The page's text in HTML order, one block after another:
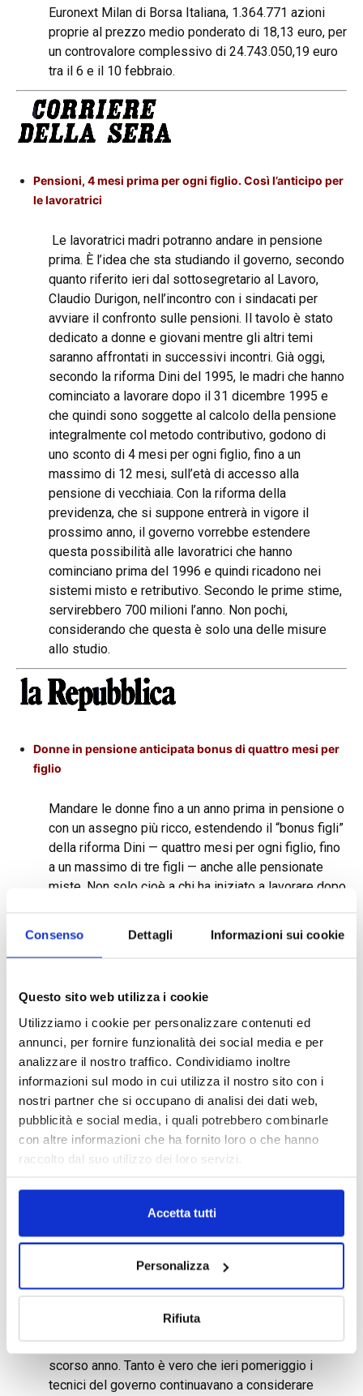
Consenso Dettagli Informazioni sui cookie
Questo sito web utilizza i cookie
Utilizziamo i cookie per personalizzare contenuti ed
annunci, per fornire funzionalità dei social media e per
analizzare il nostro traffico. Condividiamo inoltre
informazioni sul modo in cui utilizza il nostro sito con i
nostri partner che si occupano di analisi dei dati web,
pubblicità e social media, i quali potrebbero combinarle
con altre informazioni che ha fornito loro o che hanno
raccolto dal suo utilizzo dei loro servizi.
Accetta tutti
Personalizza
Rifiuta
Euronext Milan di Borsa Italiana, 1.364.771 azioni
proprie al prezzo medio ponderato di 18,13 euro, per
un controvalore complessivo di 24.743.050,19 euro
tra il 6 e il 10 febbraio.
Pensioni, 4 mesi prima per ogni figlio. Così l’anticipo per
le lavoratrici
Le lavoratrici madri potranno andare in pensione
prima. È l’idea che sta studiando il governo, secondo
quanto riferito ieri dal sottosegretario al Lavoro,
Claudio Durigon, nell’incontro con i sindacati per
avviare il confronto sulle pensioni. Il tavolo è stato
dedicato a donne e giovani mentre gli altri temi
saranno affrontati in successivi incontri. Già oggi,
secondo la riforma Dini del 1995, le madri che hanno
cominciato a lavorare dopo il 31 dicembre 1995 e
che quindi sono soggette al calcolo della pensione
integralmente col metodo contributivo, godono di
uno sconto di 4 mesi per ogni figlio, fino a un
massimo di 12 mesi, sull’età di accesso alla
pensione di vecchiaia. Con la riforma della
previdenza, che si suppone entrerà in vigore il
prossimo anno, il governo vorrebbe estendere
questa possibilità alle lavoratrici che hanno
cominciano prima del 1996 e quindi ricadono nei
sistemi misto e retributivo. Secondo le prime stime,
servirebbero 700 milioni l’anno. Non pochi,
considerando che questa è solo una delle misure
allo studio.
Donne in pensione anticipata bonus di quattro mesi per
figlio
Mandare le donne fino a un anno prima in pensione o
con un assegno più ricco, estendendo il “bonus figli”
della riforma Dini — quattro mesi per ogni figlio, fino
a un massimo di tre figli — anche alle pensionate
miste. Non solo cioè a chi ha iniziato a lavorare dopo
di calcolo della pensione, retributivo e contributivo.
Opzione donna, trattativa finale su 58 anni con paletti
La decisione finale del governo arriverà oggi o, al più
tardi, domani. E sarà comunicata in tempo reale ai
sindacati. Che nel primo round tecnico di ieri, in cui
sono stati affrontati i primi capitoli di una possibile
riforma delle pensioni, sono tornati a chiedere con
donna in vigore nel 2022: 58 anni (59 per le
lavoratrici autonome) e 35 anni di versamenti, con il
sottosegretario al Lavoro, Claudio Durigon, è arrivato
per conto dell’esecutivo solo l’impegno ad allentare
la stretta introdotta dall’ultima legge di Bilancio e a
per le modifiche. Spazi che dovrebbero consentire
di tornare soltanto in parte allo “schema” dello
scorso anno. Tanto è vero che ieri pomeriggio i
tecnici del governo continuavano a considerare